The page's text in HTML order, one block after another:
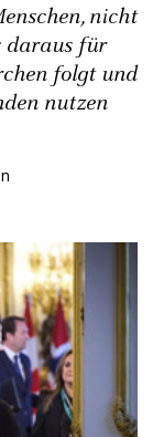
nicht
daraus für
folgt und
nutzen